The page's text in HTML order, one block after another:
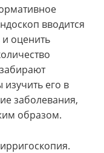
вводится
и оценить
его в
заболевания,
образом.